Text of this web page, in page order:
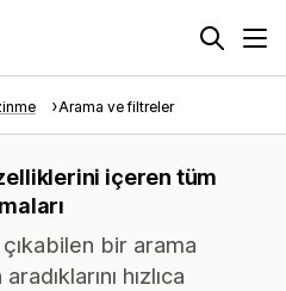
Arama ve filtreler
içeren tüm
bir arama
hızlıca